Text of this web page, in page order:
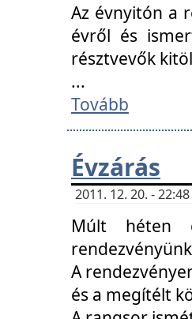
Az évnyitón a
évről és
résztvevők
...
Tovább
Évzárás
2011. 12. 20. -
Múlt héten
A
és a megítélt